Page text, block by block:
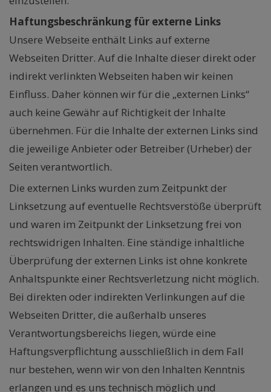
Haftungsbeschränkung für externe Links
Unsere Webseite enthält Links auf externe
Webseiten Dritter. Auf die Inhalte dieser direkt oder
indirekt verlinkten Webseiten haben wir keinen
Einfluss. Daher können wir für die „externen Links“
auch keine Gewähr auf Richtigkeit der Inhalte
übernehmen. Für die Inhalte der externen Links sind
die jeweilige Anbieter oder Betreiber (Urheber) der
Seiten verantwortlich.
Die externen Links wurden zum Zeitpunkt der
Linksetzung auf eventuelle Rechtsverstöße überprüft
und waren im Zeitpunkt der Linksetzung frei von
rechtswidrigen Inhalten. Eine ständige inhaltliche
Überprüfung der externen Links ist ohne konkrete
Anhaltspunkte einer Rechtsverletzung nicht möglich.
Bei direkten oder indirekten Verlinkungen auf die
Webseiten Dritter, die außerhalb unseres
Verantwortungsbereichs liegen, würde eine
Haftungsverpflichtung ausschließlich in dem Fall
nur bestehen, wenn wir von den Inhalten Kenntnis
erlangen und es uns technisch möglich und